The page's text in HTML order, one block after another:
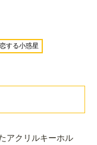
する小惑星
アクリルキーホル